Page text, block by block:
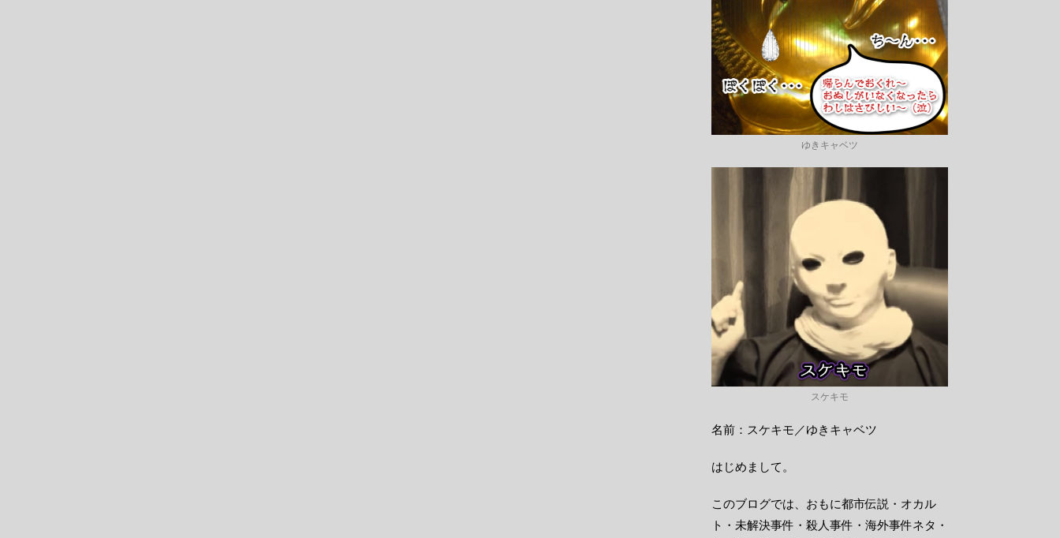
ゆきキャベツ
スケキモ
名前：スケキモ／ゆきキャベツ
はじめまして。
このブログでは、おもに都市伝説・オカル
ト・未解決事件・殺人事件・海外事件ネタ・